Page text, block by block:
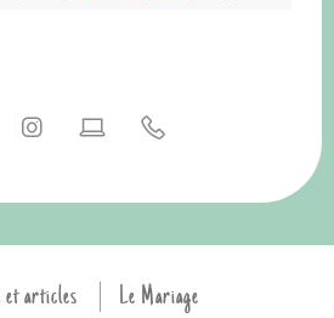
articles
Le Mariage